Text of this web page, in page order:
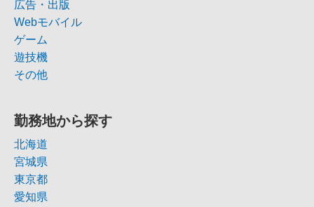
広告・出版
Webモバイル
ゲーム
遊技機
その他
勤務地から探す
北海道
宮城県
東京都
愛知県